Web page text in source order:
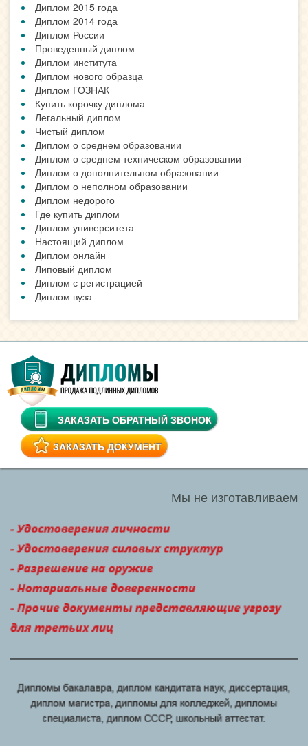
Диплом 2015 года
Диплом 2014 года
Диплом России
Проведенный диплом
Диплом института
Диплом нового образца
Диплом ГОЗНАК
Купить корочку диплома
Легальный диплом
Чистый диплом
Диплом о среднем образовании
Диплом о среднем техническом образовании
Диплом о дополнительном образовании
Диплом о неполном образовании
Диплом недорого
Где купить диплом
Диплом университета
Настоящий диплом
Диплом онлайн
Липовый диплом
Диплом с регистрацией
Диплом вуза
ЗАКАЗАТЬ ОБРАТНЫЙ ЗВОНОК
ЗАКАЗАТЬ ДОКУМЕНТ
Мы не изготавливаем